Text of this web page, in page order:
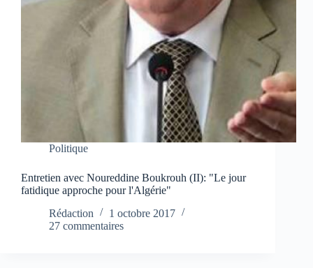
Politique
Entretien avec Noureddine Boukrouh (II): "Le jour
fatidique approche pour l'Algérie"
Rédaction
1 octobre 2017
27 commentaires